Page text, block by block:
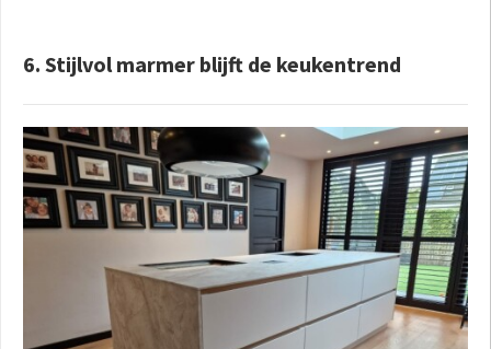
6. Stijlvol marmer blijft de keukentrend